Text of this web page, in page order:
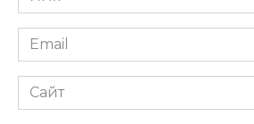
*
Email
*
Сайт